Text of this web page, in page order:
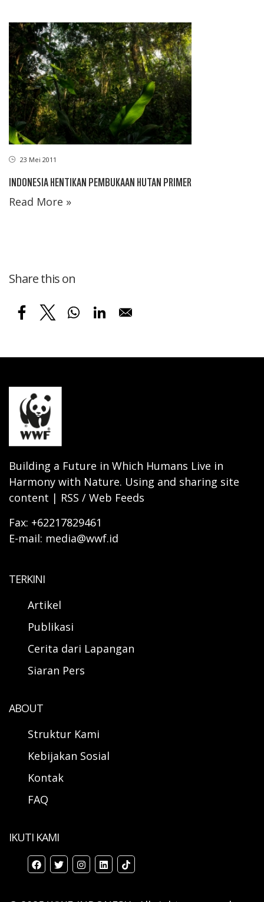
23 Mei 2011
INDONESIA HENTIKAN PEMBUKAAN HUTAN PRIMER
Read More »
Share this on
Building a Future in Which Humans Live in
Harmony with Nature. Using and sharing site
content | RSS / Web Feeds
Fax: +62217829461
E-mail: media@wwf.id
TERKINI
Artikel
Publikasi
Cerita dari Lapangan
Siaran Pers
ABOUT
Struktur Kami
Kebijakan Sosial
Kontak
FAQ
IKUTI KAMI